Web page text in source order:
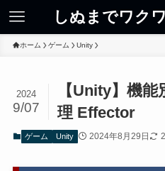
しぬまでワク
ホーム ゲーム Unity
【Unity】機
理 Effector
2024
9/07
ゲーム Unity 2024年8月29日